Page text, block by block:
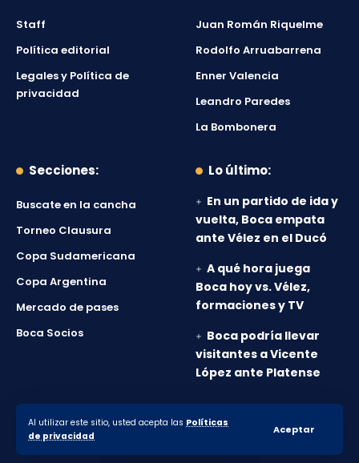
Al utilizar este sitio, usted acepta las Políticas
de privacidad
Aceptar
Staff
Política editorial
Legales y Política de
privacidad
Juan Román Riquelme
Rodolfo Arruabarrena
Enner Valencia
Leandro Paredes
La Bombonera
Secciones:
Buscate en la cancha
Torneo Clausura
Copa Sudamericana
Copa Argentina
Mercado de pases
Boca Socios
Lo último:
En un partido de ida y
vuelta, Boca empata
ante Vélez en el Ducó
A qué hora juega
Boca hoy vs. Vélez,
formaciones y TV
Boca podría llevar
visitantes a Vicente
López ante Platense
© 2010-2026 Lanumero12.com.ar - Todos los derechos